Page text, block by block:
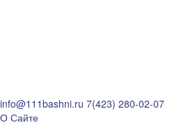
info@111bashni.ru 7(423) 280-02-07
О Сайте